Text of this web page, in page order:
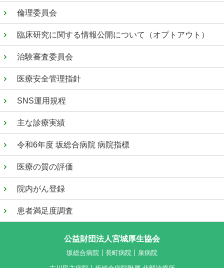
倫理委員会
臨床研究に関する情報公開について（オプトアウト）
治験審査委員会
医療安全管理指針
SNS運用規程
主な診療実績
令和6年度 坂総合病院 病院指標
医療の質の評価
院内がん登録
患者満足度調査
公益財団法人宮城厚生協会
坂総合病院 長町病院 泉病院